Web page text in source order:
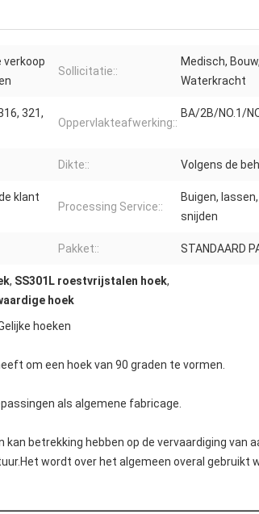
verkoop
Sollicitatie::
Medisch,
Waterkracht
321,
Oppervlakteafwerking::
BA/2B/NO.1/
Dikte:: Volgens de
klant
Processing Service::
Buigen,
snijden
Pakket:: STANDAARD
, SS301L roestvrijstalen hoek,
hoek
hoeken
om een hoek van 90 graden te vormen.
als algemene fabricage.
betrekking hebben op de vervaardiging van
wordt over het algemeen overal gebruikt